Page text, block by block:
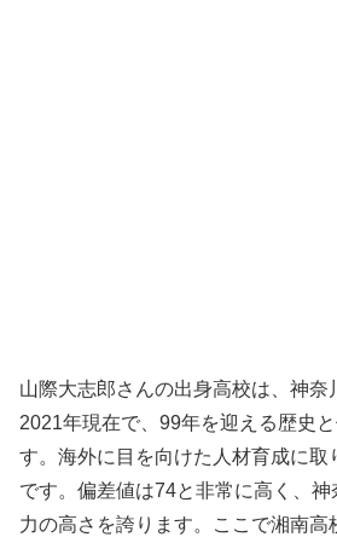
山際大志郎さんの出身高校は、神奈
2021年現在で、99年を迎える歴史
す。海外に目を向けた人材育成に取
です。偏差値は74と非常に高く、
力の高さを誇ります。ここで湘南高